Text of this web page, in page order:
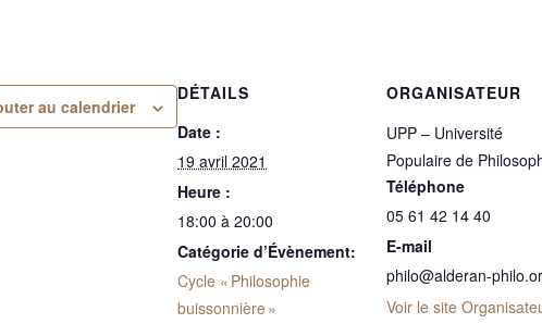
au calendrier
DÉTAILS
Date :
19 avril 2021
Heure :
18:00 à 20:00
Catégorie d’Évènement:
Cycle « Philosophie
buissonnière »
ORGANISATEUR
UPP – Université
Populaire de
Téléphone
05 61 42 14 40
E-mail
philo@alderan-
Voir le site